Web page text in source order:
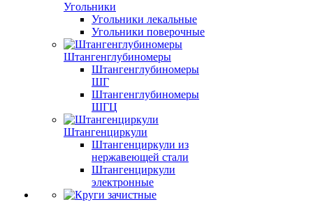
Угольники
Угольники лекальные
Угольники поверочные
Штангенглубиномеры
Штангенглубиномеры
ШГ
Штангенглубиномеры
ШГЦ
Штангенциркули
Штангенциркули из
нержавеющей стали
Штангенциркули
электронные